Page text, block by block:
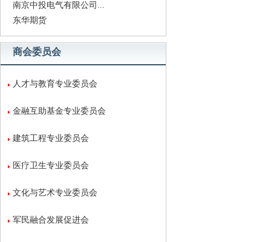
南京中投电气有限公司...
东华期货
商会委员会
人才与教育专业委员会
金融互助基金专业委员会
建筑工程专业委员会
医疗卫生专业委员会
文化与艺术专业委员会
军民融合发展促进会